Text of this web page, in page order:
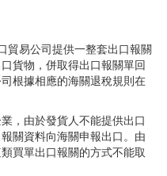
貿易公司提供一整套出口報關
貨物，併取得出口報關單回
根據相應的海關退稅規則在
，由於發貨人不能提供出口
關資料向海關申報出口。由
買單出口報關的方式不能取